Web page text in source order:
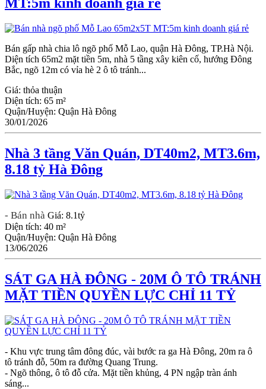
Bán gấp nhà chia lô ngõ phố Mỗ Lao, quận Hà Đông, TP.Hà Nội.
Diện tích 65m2 mặt tiền 5m, nhà 5 tầng xây kiên cố, hướng Đông
Bắc, ngõ 12m có vỉa hè 2 ô tô tránh...
Giá: thỏa thuận
Diện tích: 65 m²
Quận/Huyện: Quận Hà Đông
30/01/2026
Nhà 3 tầng Văn Quán, DT40m2, MT3.6m,
8.18 tỷ Hà Đông
- Bán nhà Giá: 8.1tỷ
Diện tích: 40 m²
Quận/Huyện: Quận Hà Đông
13/06/2026
SÁT GA HÀ ĐÔNG - 20M Ô TÔ TRÁNH
MẶT TIỀN QUYỀN LỰC CHỈ 11 TỶ
- Khu vực trung tâm đông đúc, vài bước ra ga Hà Đông, 20m ra ô
tô tránh đỗ, 50m ra đường Quang Trung.
- Ngõ thông, ô tô đỗ cửa. Mặt tiền khủng, 4 PN ngập tràn ánh
sáng...